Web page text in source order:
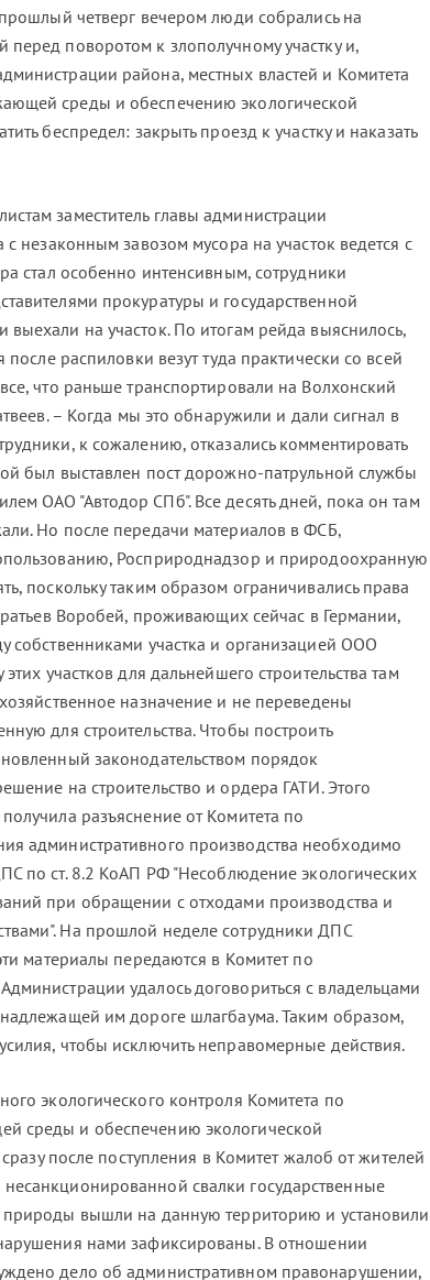
четверг вечером люди собрались на
поворотом к злополучному участку и,
района, местных властей и Комитета
среды и обеспечению экологической
беспредел: закрыть проезд к участку и наказать
заместитель главы администрации
незаконным завозом мусора на участок ведется с
стал особенно интенсивным, сотрудники
прокуратуры и государственной
на участок. По итогам рейда выяснилось,
распиловки везут туда практически со всей
что раньше транспортировали на Волхонский
– Когда мы это обнаружили и дали сигнал в
к сожалению, отказались комментировать
был выставлен пост дорожно-патрульной службы
ОАО "Автодор СПб". Все десять дней, пока он там
Но после передачи материалов в ФСБ,
Росприроднадзор и природоохранную
поскольку таким образом ограничивались права
Воробей, проживающих сейчас в Германии,
собственниками участка и организацией ООО
участков для дальнейшего строительства там
назначение и не переведены
для строительства. Чтобы построить
законодательством порядок
на строительство и ордера ГАТИ. Этого
разъяснение от Комитета по
административного производства необходимо
по ст. 8.2 КоАП РФ "Несоблюдение экологических
при обращении с отходами производства и
На прошлой неделе сотрудники ДПС
материалы передаются в Комитет по
удалось договориться с владельцами
им дороге шлагбаума. Таким образом,
чтобы исключить неправомерные действия.
экологического контроля Комитета по
среды и обеспечению экологической
после поступления в Комитет жалоб от жителей
свалки государственные
вышли на данную территорию и установили
нами зафиксированы. В отношении
дело об административном правонарушении,